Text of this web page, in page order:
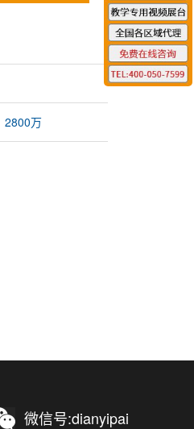
2800万
微信号:dianyipai